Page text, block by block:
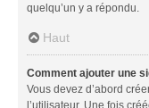
quelqu’un y a répondu.
Haut
Comment ajouter une
Vous devez d’abord
l’utilisateur. Une fois